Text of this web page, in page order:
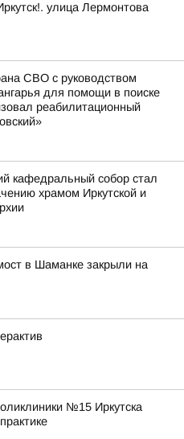
улица Лермонтова
СВО с руководством
для помощи в поиске
реабилитационный
кафедральный собор стал
храмом Иркутской и
в Шаманке закрыли на
№15 Иркутска